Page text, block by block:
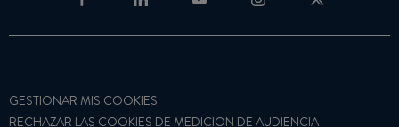
GESTIONAR MIS COOKIES
RECHAZAR LAS COOKIES DE MEDICION DE AUDIENCIA